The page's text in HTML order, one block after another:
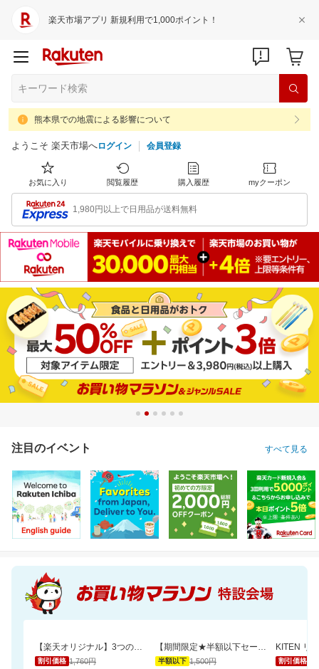
楽天市場アプリ 新規利用で1,000ポイント！
熊本県での地震による影響について
ようこそ 楽天市場へログイン 会員登録
お気に入り 閲覧履歴 購入履歴 myクーポン
1,980円以上で日用品が送料無料
注目のイベント すべて見る
【楽天オリジナル】3つのカラー選べる、立体マスク＼約3か月使える大容量／
割引価格 1,760円
【期間限定★半額以下セール】 大人気『二十五雑穀米450g』が1,500円⇒699円！
半額以下 1,500円
KITEN リ
割引価格